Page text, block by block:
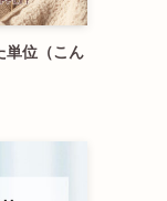
位（こん